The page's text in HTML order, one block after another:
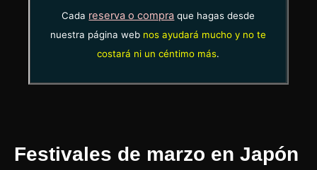
Cada reserva o compra que hagas desde
nuestra página web nos ayudará mucho y no te
costará ni un céntimo más.
Festivales de marzo en Japón